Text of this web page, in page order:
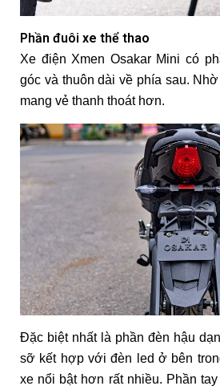
Phần đuôi xe thể thao
Xe điện Xmen Osakar Mini có
góc và thuôn dài về phía sau.
mang vẻ thanh thoát hơn.
Đặc biệt nhất là phần đèn hậu
sỡ kết hợp với đèn led ở bên
xe nổi bật hơn rất nhiều. Phần